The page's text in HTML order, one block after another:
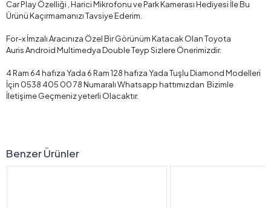
Car Play Özelliği , Harici Mikrofonu ve Park Kamerası Hediyesi İle Bu
Ürünü Kaçırmamanızı Tavsiye Ederim.
For-x İmzalı Aracınıza Özel Bir Görünüm Katacak Olan Toyota
Auris Android Multimedya Double Teyp Sizlere Önerimizdir.
4 Ram 64 hafıza Yada 6 Ram 128 hafıza Yada Tuşlu Diamond Modelleri
İçin 0538 405 00 78 Numaralı Whatsapp hattımızdan Bizimle
İletişime Geçmeniz yeterli Olacaktır.
Benzer Ürünler